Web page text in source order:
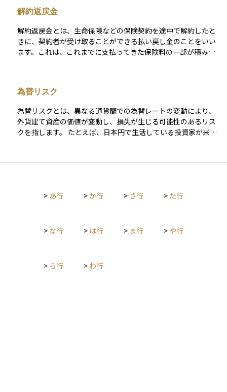
解約返戻金
解約返戻金とは、生命保険などの保険契約を途中で解約したと
きに、契約者が受け取ることができる払い戻し金のことをいい
ます。これは、これまでに支払ってきた保険料の一部が積み立
こともあるため、注意が必要です。一方で、長期間契約を続け
た場合には、返戻金が支払った保険料を上回ることもあり、貯
蓄性のある保険商品として活用されることもあります。資産運
用やライフプランを考えるうえで、保険の解約によって現金化
できる金額がいくらになるかを把握しておくことはとても大切
為替リスク
為替リスクとは、異なる通貨間での為替レートの変動により、
外貨建て資産の価値が変動し、損失が生じる可能性のあるリス
クを指します。 たとえば、日本円で生活している投資家が米ド
変わらなくても、円高が進むと、日本円に換算した際の資産価
クは、外国株式、外貨建て債券、海外不動産、グローバルファ
通貨や地域に分散して投資する、長期的な視点で資産を保有す
> あ行 >か行 > さ行 > た行
> な行 > は行 > ま行 > や行
> ら行 > わ行